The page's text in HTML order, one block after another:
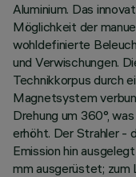
Aluminium. Das
Möglichkeit der
wohldefinierte
und Verwischungen.
Technikkorpus durch
Magnetsystem
Drehung um 360°,
erhöht. Der Strahler -
Emission hin
mm ausgerüstet; zum